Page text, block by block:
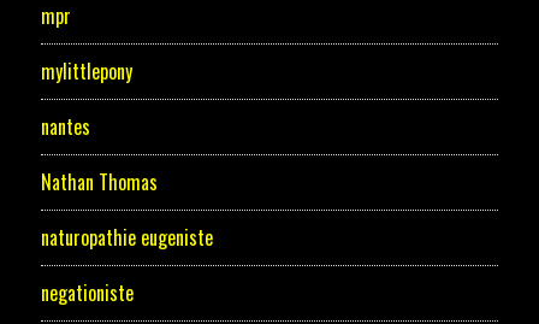
mpr
mylittlepony
nantes
Nathan Thomas
naturopathie eugeniste
negationiste